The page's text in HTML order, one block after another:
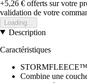
+5,26 € offerts sur votre
validation de votre
Loading...
Description
Caractéristiques
STORMFLEECE™
Combine une